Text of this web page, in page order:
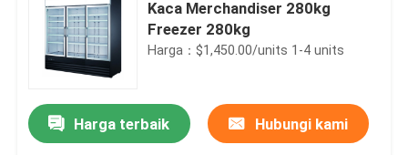
Kaca Merchandiser 280kg
Freezer 280kg
Harga：$1,450.00/units 1-4 units
Harga terbaik Hubungi kami